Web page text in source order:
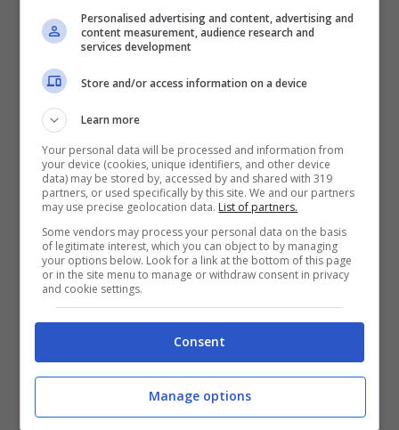
29 Luglio 2013
Pompei, annullato lo spettacolo di
Siani nell’area archeologica
27 Luglio 2013
Napoli, Cgil Campania: convegno su
Cultura e Lavoro
Personalised advertising and content, advertising and
content measurement, audience research and
services development
Store and/or access information on a device
Learn more
Your personal data will be processed and information from
your device (cookies, unique identifiers, and other device
data) may be stored by, accessed by and shared with 319
partners, or used specifically by this site. We and our partners
may use precise geolocation data. List of partners.
Some vendors may process your personal data on the basis
of legitimate interest, which you can object to by managing
your options below. Look for a link at the bottom of this page
or in the site menu to manage or withdraw consent in privacy
and cookie settings.
Consent
Manage options